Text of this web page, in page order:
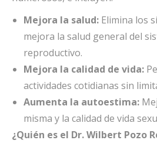
Mejora la salud: Elimina los
mejora la salud general del
reproductivo.
Mejora la calidad de vida:
actividades cotidianas sin
Aumenta la autoestima:
misma y la calidad de vida
¿Quién es el Dr. Wilbert Pozo